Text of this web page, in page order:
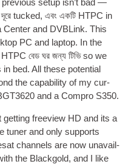
pre­vi­ous setup isn’t bad —
দূরে tucked, এবং একটি HTPC in
Cen­ter and DVBLink. This
PC and laptop. In the
HTPC বেড ঘর জন্যটিভি so we
bed. All these poten­tial
the cap­ab­il­ity of my cur­
and a Compro S350.
freeview HD and its a
tuner and only sup­ports
chan­nels are now unavail­
the Black­gold,and I like